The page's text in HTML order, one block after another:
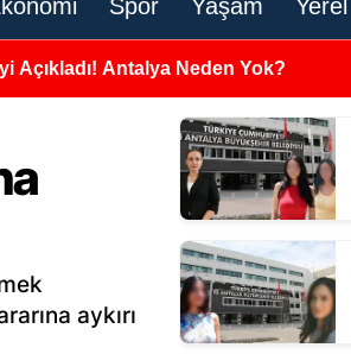
Spor Yaşam Yerel
Açıkladı! Antalya Neden Yok?
aykırı